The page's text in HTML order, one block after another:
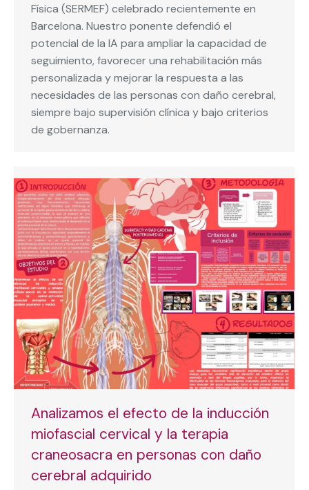
Física (SERMEF) celebrado recientemente en
Barcelona. Nuestro ponente defendió el
potencial de la IA para ampliar la capacidad de
seguimiento, favorecer una rehabilitación más
personalizada y mejorar la respuesta a las
necesidades de las personas con daño cerebral,
siempre bajo supervisión clínica y bajo criterios
de gobernanza.
Analizamos el efecto de la inducción
miofascial cervical y la terapia
craneosacra en personas con daño
cerebral adquirido